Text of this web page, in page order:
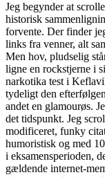
Jeg begynder at
historisk
forvente. Der finder
links fra venner, alt
Men hov, pludselig
ligne en rockstjerne i
narkotika test i
tydeligt den
andet en glamourøs.
det tidspunkt. Jeg
modificeret, funky
humoristisk og med
i eksamensperioden,
gældende internet-